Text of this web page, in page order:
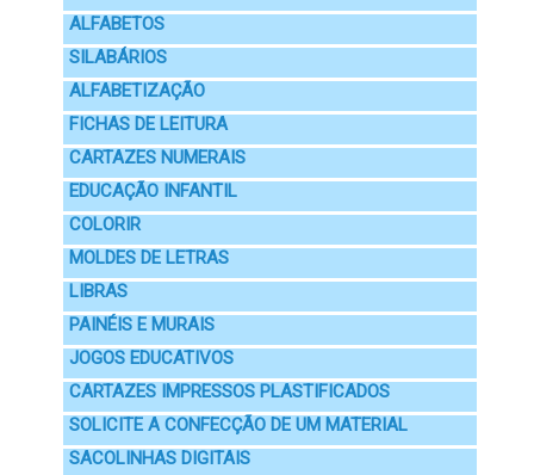
ALFABETOS
SILABÁRIOS
ALFABETIZAÇÃO
FICHAS DE LEITURA
CARTAZES NUMERAIS
EDUCAÇÃO INFANTIL
COLORIR
MOLDES DE LETRAS
LIBRAS
PAINÉIS E MURAIS
JOGOS EDUCATIVOS
CARTAZES IMPRESSOS PLASTIFICADOS
SOLICITE A CONFECÇÃO DE UM MATERIAL
SACOLINHAS DIGITAIS